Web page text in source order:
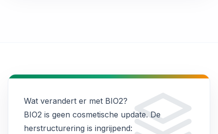
Wat verandert er met BIO2?
BIO2 is geen cosmetische update. De
herstructurering is ingrijpend: